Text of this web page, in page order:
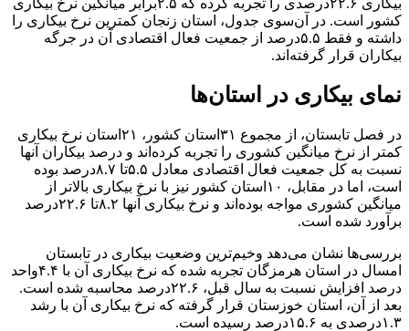
بیکاری ۲۲.۶درصدی را تجربه کرده که ۲.۵برابر میانگین نرخ بیکاری
کشور است. در آن‌سوی جدول، استان زنجان کمترین نرخ بیکاری را
داشته و فقط ۵.۵درصد از جمعیت فعال اقتصادی آن در جرگه
بیکاران قرار گرفته‌اند.
نمای بیکاری در استان‌ها
در فصل تابستان، از مجموع ۳۱استان کشور، ۲۱استان نرخ بیکاری
کمتر از نرخ میانگین کشوری را تجربه کرده‌اند و درصد بیکاران آنها
نسبت به کل جمعیت فعال اقتصادی معادل ۵.۵تا ۸.۷درصد بوده
است، اما در مقابل، ۱۰استان کشور نیز با نرخ بیکاری بالاتر از
میانگین کشوری مواجه بوده‌اند و نرخ بیکاری آنها ۸.۲تا ۲۲.۶درصد
برآورد شده است.
بررسی‌ها نشان می‌دهد وخیم‌ترین وضعیت بیکاری در تابستان
امسال در استان هرمزگان تجربه شده که نرخ بیکاری آن با ۴.۴واحد
درصد افزایش نسبت به سال قبل، ۲۲.۶درصد محاسبه شده است.
بعد از آن، استان خوزستان قرار گرفته که نرخ بیکاری آن با رشد
۱.۳درصدی به ۱۵.۶درصد رسیده است.